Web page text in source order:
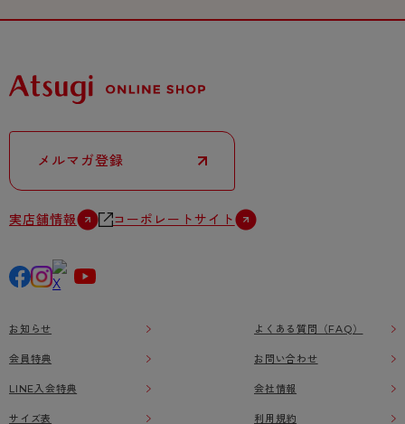
メルマガ登録
実店舗情報 コーポレートサイト
お知らせ
会員特典
LINE入会特典
サイズ表
よくある質問（FAQ）
お問い合わせ
会社情報
利用規約